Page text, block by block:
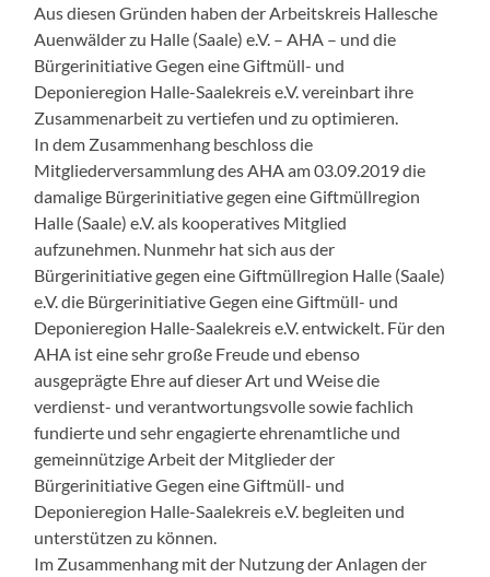
Aus diesen Gründen haben der Arbeitskreis Hallesche
Auenwälder zu Halle (Saale) e.V. – AHA – und die
Bürgerinitiative Gegen eine Giftmüll- und
Deponieregion Halle-Saalekreis e.V. vereinbart ihre
Zusammenarbeit zu vertiefen und zu optimieren.
In dem Zusammenhang beschloss die
Mitgliederversammlung des AHA am 03.09.2019 die
damalige Bürgerinitiative gegen eine Giftmüllregion
Halle (Saale) e.V. als kooperatives Mitglied
aufzunehmen. Nunmehr hat sich aus der
Bürgerinitiative gegen eine Giftmüllregion Halle (Saale)
e.V. die Bürgerinitiative Gegen eine Giftmüll- und
Deponieregion Halle-Saalekreis e.V. entwickelt. Für den
AHA ist eine sehr große Freude und ebenso
ausgeprägte Ehre auf dieser Art und Weise die
verdienst- und verantwortungsvolle sowie fachlich
fundierte und sehr engagierte ehrenamtliche und
gemeinnützige Arbeit der Mitglieder der
Bürgerinitiative Gegen eine Giftmüll- und
Deponieregion Halle-Saalekreis e.V. begleiten und
unterstützen zu können.
Im Zusammenhang mit der Nutzung der Anlagen der